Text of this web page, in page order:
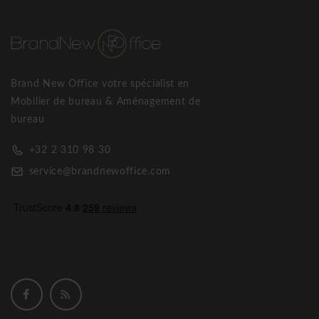
Brand New Office votre spécialist en
Mobilier de bureau & Aménagement de
bureau
+32 2 310 98 30
service@brandnewoffice.com